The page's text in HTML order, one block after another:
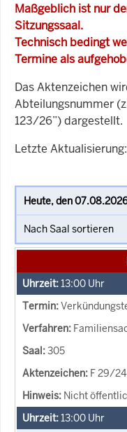
Maßgeblich ist nur
Sitzungssaal.
Technisch bedingt
Termine als
Das Aktenzeichen
Abteilungsnummer
123/26”) dargestellt.
Letzte
13:00 Uhr
305
F 29/24
Nicht
13:00 Uhr